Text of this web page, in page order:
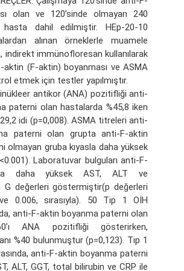
olan ve 120’sinde olmayan 240
dahil edilmiştir. HEp-20-10
alınan örneklerle muamele
indirekt immünofloresan kullanılarak
(F-aktin) boyanması ve ASMA
etmek için testler yapılmıştır.
antikor (ANA) pozitifliği anti-
paterni olan hastalarda %45,8 iken
idi (p=0,008). ASMA titreleri anti-
paterni olan grupta anti-F-aktin
olmayan gruba kıyasla daha yüksek
Laboratuvar bulguları anti-F-
daha yüksek AST, ALT ve
G değerleri göstermiştir(p değerleri
0.006, sırasıyla). 50 Tip 1 OİH
anti-F-aktin boyanma paterni olan
ANA pozitifliği gösterirken,
%40 bulunmuştur (p=0,123). Tip 1
anti-F-aktin boyanma paterni
ALT, GGT, total bilirubin ve CRP ile